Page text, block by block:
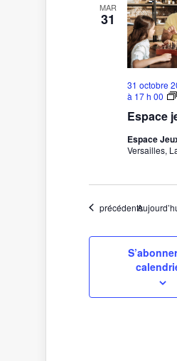
MAR
31
Espace
31 octobre
à 17 h 00
Espace
Versailles,
Évènements
précédents